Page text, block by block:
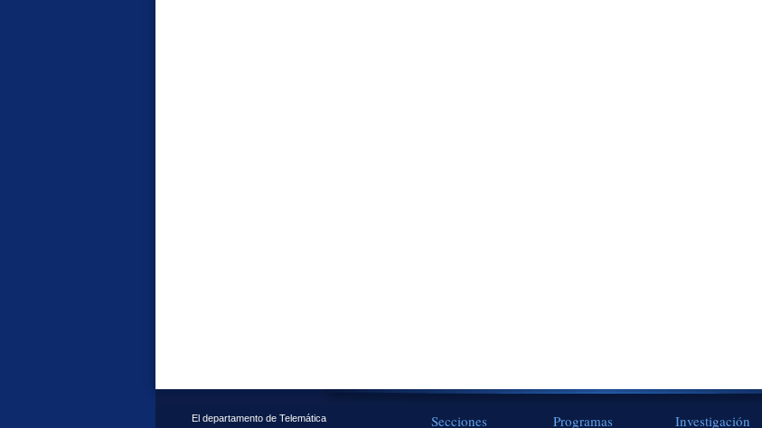
El departamento de Telemática
Secciones Programas Investigación